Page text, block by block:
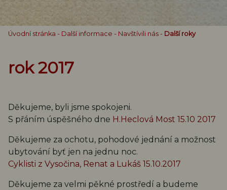
Úvodní stránka - Další informace - Navštívili nás - Další roky
rok 2017
Děkujeme, byli jsme spokojeni.
S přáním úspěšného dne H.Heclová Most 15.10 2017
Děkujeme za ochotu, pohodové jednání a možnost
ubytování byť jen na jednu noc.
Cyklisti z Vysočina, Renat a Lukáš 15.10.2017
Děkujeme za velmi pěkné prostředí a budeme